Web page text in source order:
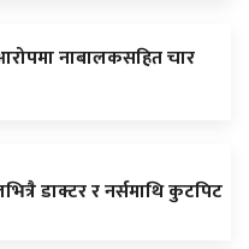
नाबालकसहित चार
डाक्टर र नर्समाथि कुटपिट